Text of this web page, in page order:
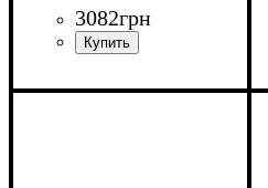
3082грн
Ширина: 90 см